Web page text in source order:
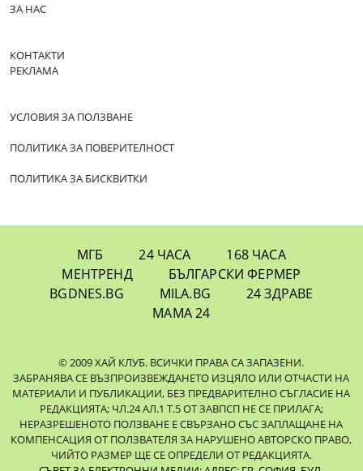
ЗА НАС
КОНТАКТИ
РЕКЛАМА
УСЛОВИЯ ЗА ПОЛЗВАНЕ
ПОЛИТИКА ЗА ПОВЕРИТЕЛНОСТ
ПОЛИТИКА ЗА БИСКВИТКИ
МГБ 24 ЧАСА
168 ЧАСА
МЕНТРЕНД
БЪЛГАРСКИ ФЕРМЕР
BGDNES.BG
MILA.BG
24 ЗДРАВЕ
МАМА 24
© 2009 ХАЙ КЛУБ. ВСИЧКИ ПРАВА СА ЗАПАЗЕНИ.
ЗАБРАНЯВА СЕ ВЪЗПРОИЗВЕЖДАНЕТО ИЗЦЯЛО ИЛИ ОТЧАСТИ НА
МАТЕРИАЛИ И ПУБЛИКАЦИИ, БЕЗ ПРЕДВАРИТЕЛНО СЪГЛАСИЕ НА
РЕДАКЦИЯТА; ЧЛ.24 АЛ.1 Т.5 ОТ ЗАВПСП НЕ СЕ ПРИЛАГА;
НЕРАЗРЕШЕНОТО ПОЛЗВАНЕ Е СВЪРЗАНО СЪС ЗАПЛАЩАНЕ НА
КОМПЕНСАЦИЯ ОТ ПОЛЗВАТЕЛЯ ЗА НАРУШЕНО АВТОРСКО ПРАВО,
ЧИЙТО РАЗМЕР ЩЕ СЕ ОПРЕДЕЛИ ОТ РЕДАКЦИЯТА.